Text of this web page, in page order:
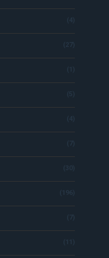
(4)
(27)
(1)
(5)
(4)
(7)
(30)
(196)
(7)
(11)